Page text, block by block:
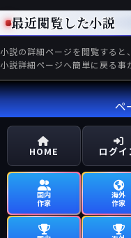
最近閲覧した小説
小説の詳細ページを閲覧する
小説詳細ページへ簡単に戻る事
ペ
HOME ログイ
国内
作家
海外
作家